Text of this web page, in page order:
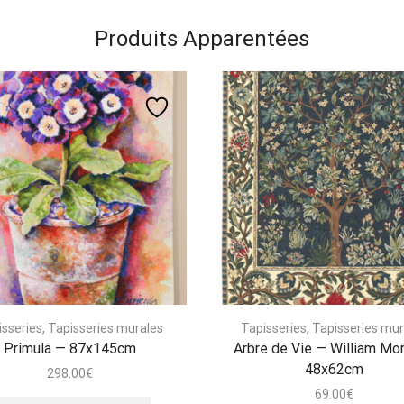
Produits Apparentées
, Tapisseries murales
Primula — 87x145cm
298.00€
Tapisseries, Tapisseries
Arbre de Vie — William
48x62cm
69.00€